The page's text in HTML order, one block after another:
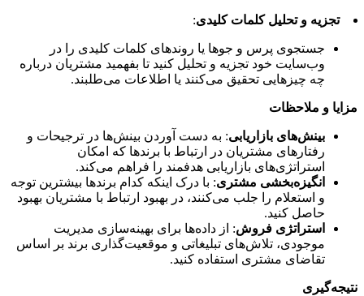
تجزیه و تحلیل کلمات کلیدی:
جستجوی پرس و جوها یا روندهای کلمات کلیدی را در
وب‌سایت خود تجزیه و تحلیل کنید تا بفهمید مشتریان درباره
چه چیزهایی تحقیق می‌کنند یا اطلاعات می‌طلبند.
مزایا و ملاحظات
بینش‌های بازاریابی: به دست آوردن بینش‌ها در ترجیحات و
رفتارهای مشتریان در ارتباط با برندها که امکان
استراتژی‌های بازاریابی هدفمند را فراهم می‌کند.
انگیزه‌بخشی مشتری: با درک اینکه کدام برندها بیشترین توجه
و استعلام را جلب می‌کنند، در بهبود ارتباط با مشتریان بهبود
حاصل کنید.
استراتژی فروش: از داده‌ها برای بهینه‌سازی مدیریت
موجودی، تلاش‌های تبلیغاتی و موقعیت‌گذاری برند بر اساس
تقاضای مشتری استفاده کنید.
نتیجه‌گیری